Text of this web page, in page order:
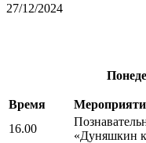
27/12/2024
Время
16.00
«Дуняшкин